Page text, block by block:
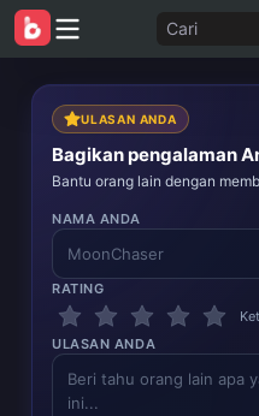
Cari
ULASAN ANDA
Bagikan pengalaman
Bantu orang lain dengan
NAMA ANDA
RATING
ULASAN ANDA